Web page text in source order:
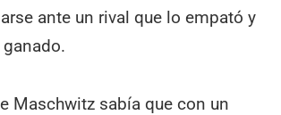
ante un rival que lo empató y
Maschwitz sabía que con un